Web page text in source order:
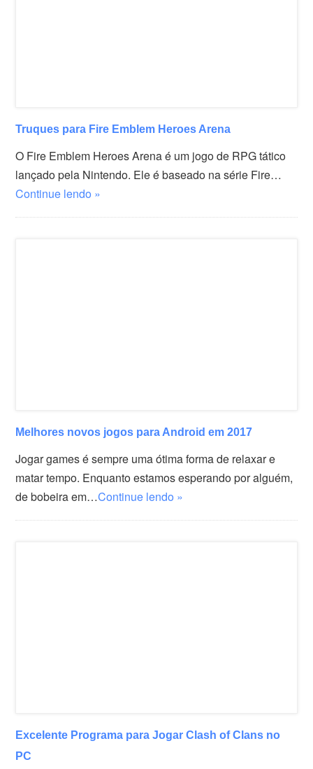
Truques para Fire Emblem Heroes Arena
O Fire Emblem Heroes Arena é um jogo de RPG tático
lançado pela Nintendo. Ele é baseado na série Fire…
Continue lendo »
Melhores novos jogos para Android em 2017
Jogar games é sempre uma ótima forma de relaxar e
matar tempo. Enquanto estamos esperando por alguém,
de bobeira em…Continue lendo »
Excelente Programa para Jogar Clash of Clans no
PC